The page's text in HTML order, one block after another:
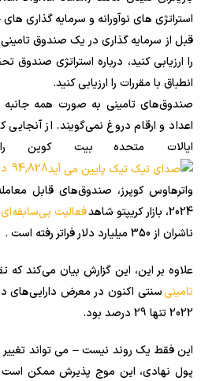
استراتژی های نوآورانه و سرمایه گذاری
قبل از سرمایه گذاری در یک صندوق
را ارزیابی کنید، درباره استراتژی صندوق
انطباق با مقررات را ارزیابی کنید.
صندوق‌های تامینی به صورت همه جانبه
اعداد و ارقام دروغ نمی‌گویند. از آنجایی
ایالات متحده بیت کوین
94,828 دلار
2024، بازار کریپتو شاهد
فعالیت بی‌سابقه‌ای
ناشران از 350 میلیارد دلار فراتر رفته است .
علاوه بر این، این گزارش بیان می‌کند که تقریباً
تامینیسنتی اکنون در معرض دارایی‌های
2022 تنها 29 درصد بود.
این فقط یک روند نیست – می تواند
پول نهادی، این موج پذیرش ممکن است